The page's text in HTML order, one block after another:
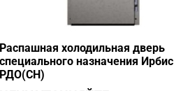
Распашная холодильная дверь
специального назначения Ирбис
РДО(СН)